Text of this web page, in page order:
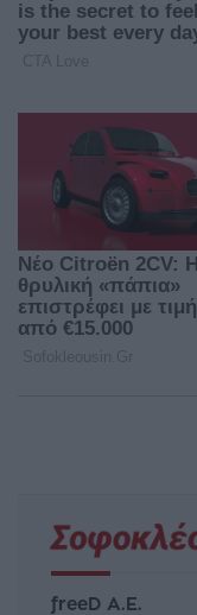
freeD Α.Ε.